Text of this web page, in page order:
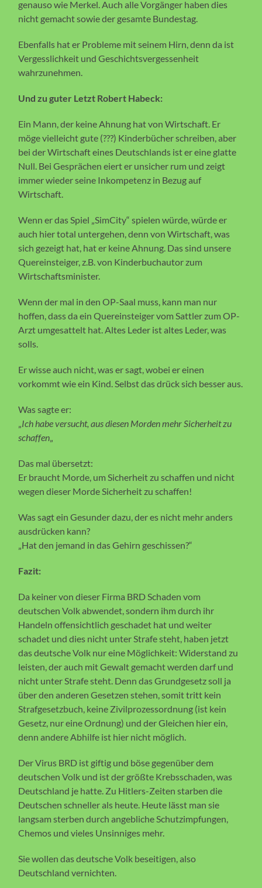
genauso wie Merkel. Auch alle Vorgänger haben dies
nicht gemacht sowie der gesamte Bundestag.
Ebenfalls hat er Probleme mit seinem Hirn, denn da ist
Vergesslichkeit und Geschichtsvergessenheit
wahrzunehmen.
Und zu guter Letzt Robert Habeck:
Ein Mann, der keine Ahnung hat von Wirtschaft. Er
möge vielleicht gute (???) Kinderbücher schreiben, aber
bei der Wirtschaft eines Deutschlands ist er eine glatte
Null. Bei Gesprächen eiert er unsicher rum und zeigt
immer wieder seine Inkompetenz in Bezug auf
Wirtschaft.
Wenn er das Spiel „SimCity“ spielen würde, würde er
auch hier total untergehen, denn von Wirtschaft, was
sich gezeigt hat, hat er keine Ahnung. Das sind unsere
Quereinsteiger, z.B. von Kinderbuchautor zum
Wirtschaftsminister.
Wenn der mal in den OP-Saal muss, kann man nur
hoffen, dass da ein Quereinsteiger vom Sattler zum OP-
Arzt umgesattelt hat. Altes Leder ist altes Leder, was
solls.
Er wisse auch nicht, was er sagt, wobei er einen
vorkommt wie ein Kind. Selbst das drück sich besser aus.
Was sagte er:
„Ich habe versucht, aus diesen Morden mehr Sicherheit zu
schaffen„
Das mal übersetzt:
Er braucht Morde, um Sicherheit zu schaffen und nicht
wegen dieser Morde Sicherheit zu schaffen!
Was sagt ein Gesunder dazu, der es nicht mehr anders
ausdrücken kann?
„Hat den jemand in das Gehirn geschissen?“
Fazit:
Da keiner von dieser Firma BRD Schaden vom
deutschen Volk abwendet, sondern ihm durch ihr
Handeln offensichtlich geschadet hat und weiter
schadet und dies nicht unter Strafe steht, haben jetzt
das deutsche Volk nur eine Möglichkeit: Widerstand zu
leisten, der auch mit Gewalt gemacht werden darf und
nicht unter Strafe steht. Denn das Grundgesetz soll ja
über den anderen Gesetzen stehen, somit tritt kein
Strafgesetzbuch, keine Zivilprozessordnung (ist kein
Gesetz, nur eine Ordnung) und der Gleichen hier ein,
denn andere Abhilfe ist hier nicht möglich.
Der Virus BRD ist giftig und böse gegenüber dem
deutschen Volk und ist der größte Krebsschaden, was
Deutschland je hatte. Zu Hitlers-Zeiten starben die
Deutschen schneller als heute. Heute lässt man sie
langsam sterben durch angebliche Schutzimpfungen,
Chemos und vieles Unsinniges mehr.
Sie wollen das deutsche Volk beseitigen, also
Deutschland vernichten.